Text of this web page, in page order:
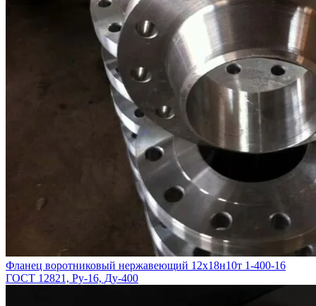
Фланец воротниковый нержавеющий 12х18н10т 1-400-16
ГОСТ 12821, Ру-16, Ду-400